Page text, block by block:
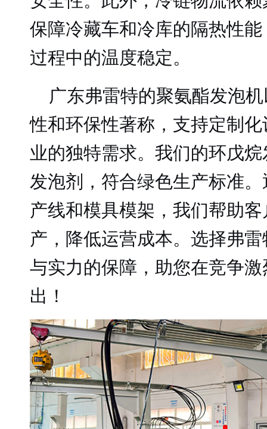
保障冷藏车和冷库的隔热性
过程中的温度稳定。
广东弗雷特的聚氨酯发泡
性和环保性著称，支持定制
业的独特需求。我们的环戊
发泡剂，符合绿色生产标准
产线和模具模架，我们帮助
产，降低运营成本。选择弗
与实力的保障，助您在竞争
出！